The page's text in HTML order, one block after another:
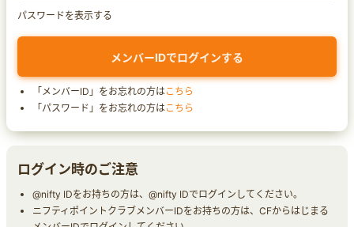
パスワードを表示する
「メンバーID」をお忘れの方はこちら
「パスワード」をお忘れの方はこちら
ログイン時のご注意
@nifty IDをお持ちの方は、@nifty IDでログインしてください。
ニフティポイントクラブメンバーIDをお持ちの方は、CFからはじまる